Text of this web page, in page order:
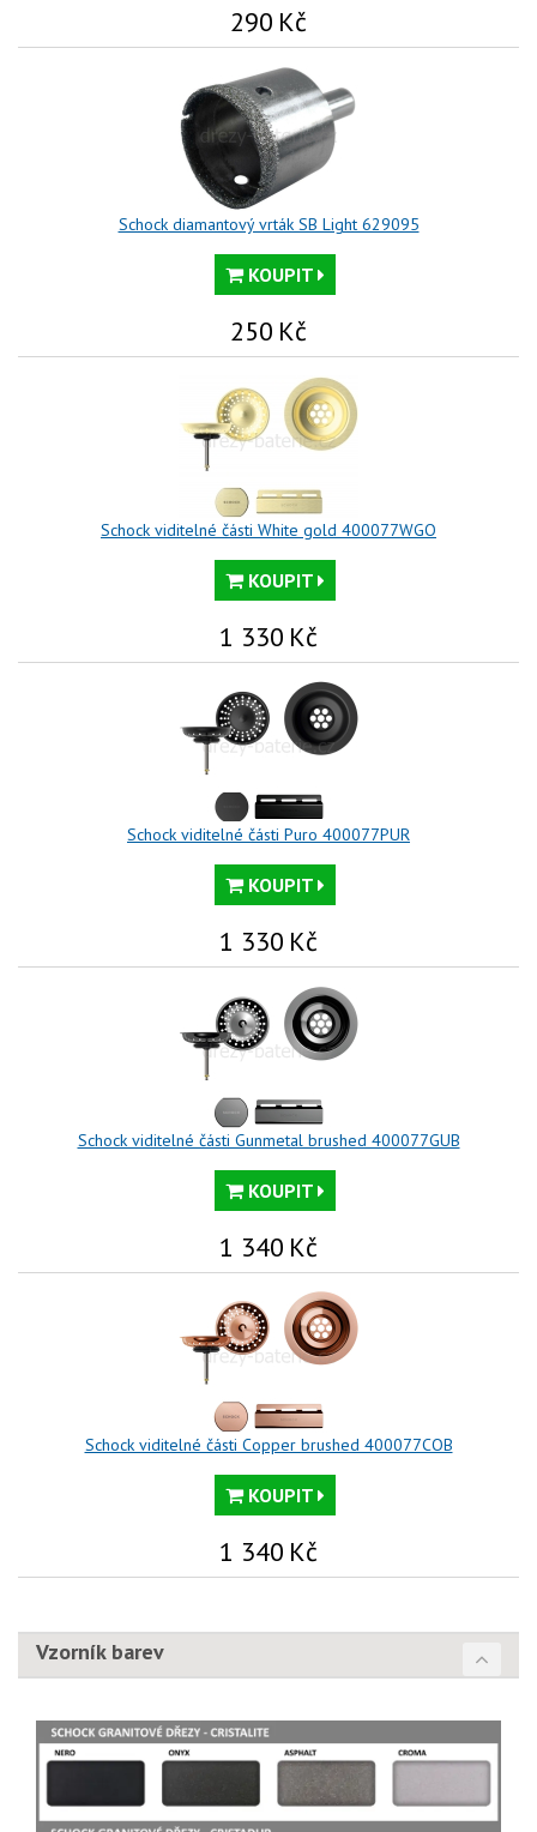
290 Kč
Schock diamantový vrták SB Light 629095
KOUPIT
250 Kč
Schock viditelné části White gold 400077WGO
KOUPIT
1 330 Kč
Schock viditelné části Puro 400077PUR
KOUPIT
1 330 Kč
Schock viditelné části Gunmetal brushed 400077GUB
KOUPIT
1 340 Kč
Schock viditelné části Copper brushed 400077COB
KOUPIT
1 340 Kč
Vzorník barev